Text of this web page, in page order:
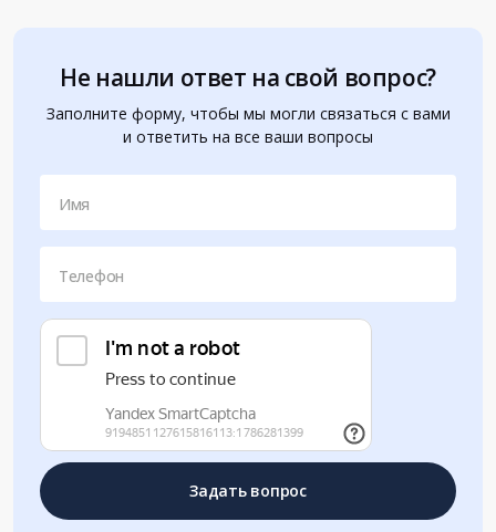
Не нашли ответ на свой вопрос?
Заполните форму, чтобы мы могли связаться с вами
и ответить на все ваши вопросы
Имя
Телефон
Задать вопрос